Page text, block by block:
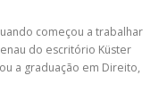
começou a trabalhar
do escritório Küster
a graduação em Direito,